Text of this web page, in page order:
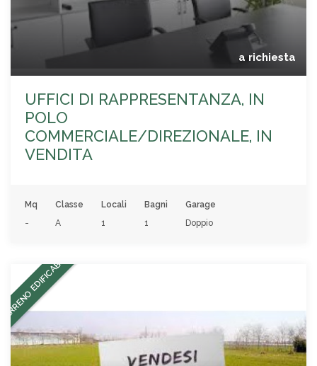
a richiesta
UFFICI DI RAPPRESENTANZA, IN
POLO
COMMERCIALE/DIREZIONALE, IN
VENDITA
Mq
-
Classe
A
Locali
1
Bagni
1
Garage
Doppio
EDIFICABILE